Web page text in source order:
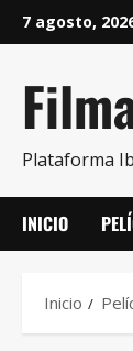
7 agosto,
Plataforma
INICIO
Inicio